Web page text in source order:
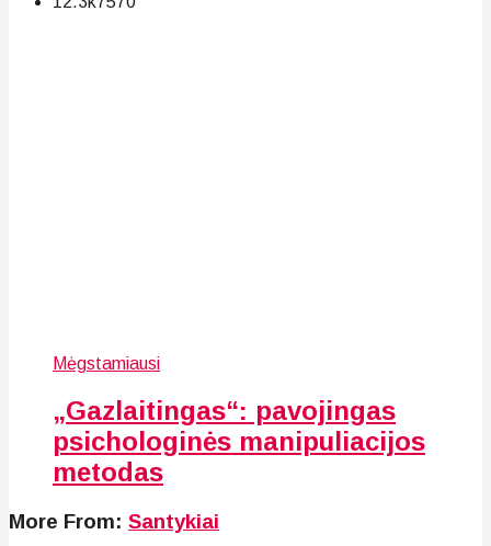
Mėgstamiausi
„Gazlaitingas“: pavojingas
psichologinės manipuliacijos
metodas
More From: Santykiai